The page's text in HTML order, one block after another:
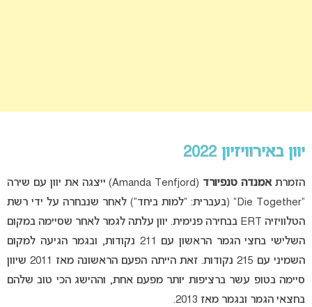
יוון באירוויזיון 2022
הזמרתאמנדה טנפיורד
(Amanda Tenfjord) ייצגה את יוון עם שירה
“Die Together” (בעברית: “למות ביחד”) לאחר שנבחרה על ידי רשת
הטלוויזיה ERT בבחירה פנימית. יוון עלתה לגמר לאחר שסיימה במקום
השלישי בחצי הגמר הראשון עם 211 נקודות, ובגמר הגיעה למקום
השמיני עם 215 נקודות. זאת הייתה הפעם הראשונה מאז 2011 שיוון
סיימה בטופ עשר ברציפות יותר מפעם אחת, וההישג הכי טוב שלהם
בחצאי הגמר ובגמר מאז 2013.